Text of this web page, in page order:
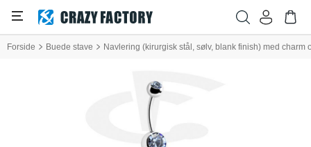
Forside Buede stave Navlering (kirurgisk stål, sølv, blank finish) med charm